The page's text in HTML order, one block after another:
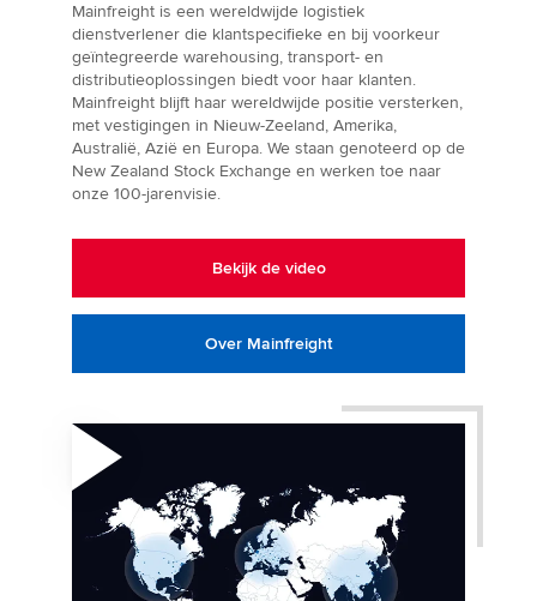
Mainfreight is een wereldwijde logistiek
dienstverlener die klantspecifieke en bij voorkeur
geïntegreerde warehousing, transport- en
distributieoplossingen biedt voor haar klanten.
Mainfreight blijft haar wereldwijde positie versterken,
met vestigingen in Nieuw-Zeeland, Amerika,
Australië, Azië en Europa. We staan genoteerd op de
New Zealand Stock Exchange en werken toe naar
onze 100-jarenvisie.
Bekijk de video
Over Mainfreight